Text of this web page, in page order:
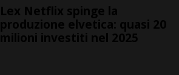
Lex Netflix spinge la
produzione elvetica: quasi 20
milioni investiti nel 2025